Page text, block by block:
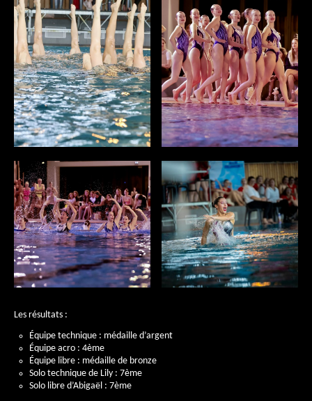
Les résultats :
Équipe technique : médaille d’argent
Équipe acro : 4ème
Équipe libre : médaille de bronze
Solo technique de Lily : 7ème
Solo libre d’Abigaël : 7ème